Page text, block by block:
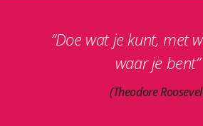
“Doe wat je kunt, met
waar je bent”
(Theodore